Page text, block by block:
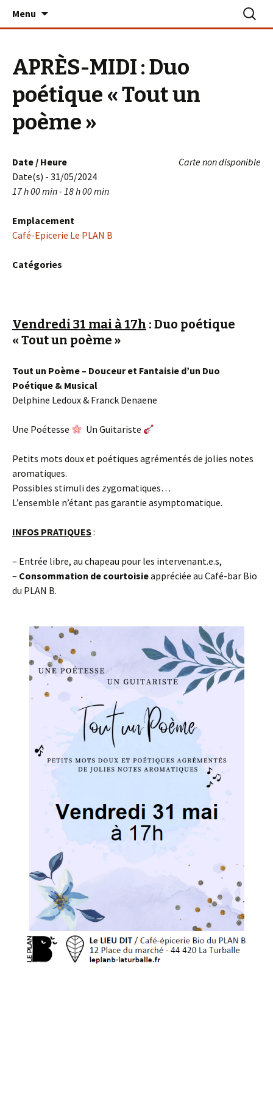
Le PLAN B – La Turballe
Menu
APRÈS-MIDI : Duo
poétique « Tout un
poème »
Carte non disponible
Date / Heure
Date(s) - 31/05/2024
17 h 00 min - 18 h 00 min
Emplacement
Café-Epicerie Le PLAN B
Catégories
Vendredi 31 mai à 17h : Duo poétique
« Tout un poème »
Tout un Poème – Douceur et Fantaisie d’un Duo
Poétique & Musical
Delphine Ledoux & Franck Denaene
Une Poétesse Un Guitariste
Petits mots doux et poétiques agrémentés de jolies notes
aromatiques.
Possibles stimuli des zygomatiques…
L’ensemble n’étant pas garantie asymptomatique.
INFOS PRATIQUES:
– Entrée libre, au chapeau pour les intervenant.e.s,
– Consommation de courtoisieappréciée au Café-bar Bio
du PLAN B.